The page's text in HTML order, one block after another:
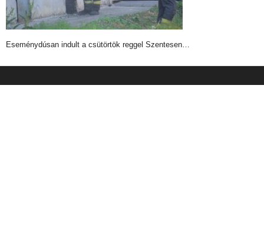
Eseménydúsan indult a csütörtök reggel Szentesen…